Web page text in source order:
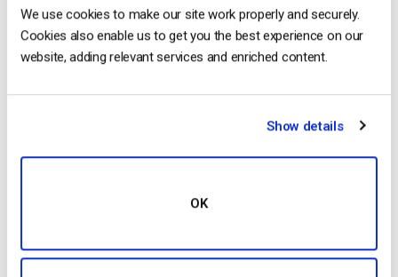
We use cookies to make our site work properly and securely.
Cookies also enable us to get you the best experience on our
website, adding relevant services and enriched content.
Show details
OK
10 GB of bandwidth